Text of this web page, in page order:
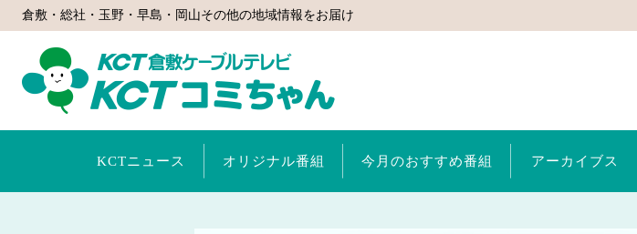
倉敷・総社・玉野・早島・岡山その他の地域情報をお届け
KCTニュース オリジナル番組 今月のおすすめ番組 アーカイブス